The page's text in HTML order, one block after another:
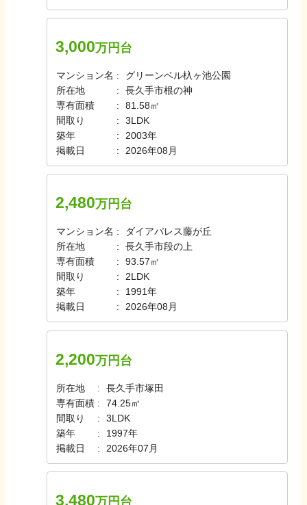
3,000万円台
マンション名
グリーンベル杁ヶ池公園
所在地
長久手市根の神
専有面積
81.58㎡
間取り
3LDK
築年
2003年
掲載日
2026年08月
2,480万円台
マンション名
ダイアパレス藤が丘
所在地
長久手市段の上
専有面積
93.57㎡
間取り
2LDK
築年
1991年
掲載日
2026年08月
2,200万円台
所在地
長久手市塚田
専有面積
74.25㎡
間取り
3LDK
築年
1997年
掲載日
2026年07月
3,480万円台